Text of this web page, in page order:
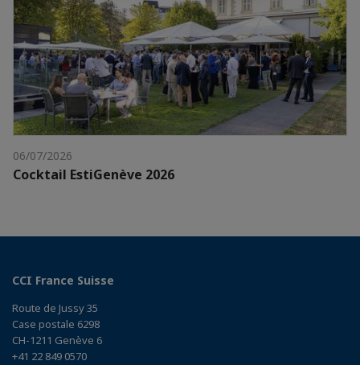
06/07/2026
Cocktail EstiGenève 2026
CCI France Suisse
Route de Jussy 35
Case postale 6298
CH-1211 Genève 6
+41 22 849 0570